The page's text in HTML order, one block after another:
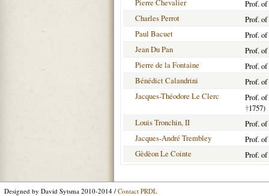
Pierre Chevalier
Prof.
Charles Perrot
Prof.
Paul Bacuet
Prof. of
Jean Du Pan
Prof. of
Pierre de la Fontaine
Prof.
Bénédict Calandrini
Prof.
Jacques-Théodore Le Clerc
Prof.
†1757)
Louis Tronchin, II
Prof.
Jacques-André Trembley
Prof.
Gèdèon Le Cointe
Prof. of
Designed by David Sytsma 2010-2014 / Contact PRDL